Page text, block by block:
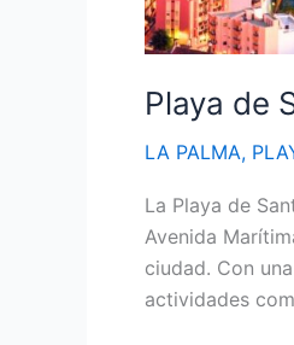
Playa de
LA PALMA,
La Playa de
Avenida
ciudad. Con
actividades